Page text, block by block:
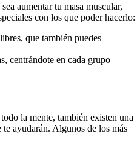
aumentar tu masa muscular,
con los que poder hacerlo:
que también puedes
centrándote en cada grupo
la mente, también existen una
ayudarán. Algunos de los más